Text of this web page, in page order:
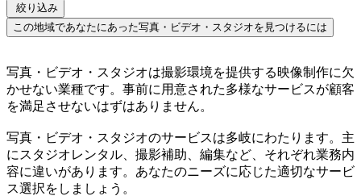
絞り込み
この地域であなたにあった写真・ビデオ・スタジオを見つけるには
写真・ビデオ・スタジオは撮影環境を提供する映像制作に欠
かせない業種です。事前に用意された多様なサービスが顧客
を満足させないはずはありません。
写真・ビデオ・スタジオのサービスは多岐にわたります。主
にスタジオレンタル、撮影補助、編集など、それぞれ業務内
容に違いがあります。あなたのニーズに応じた適切なサービ
ス選択をしましょう。